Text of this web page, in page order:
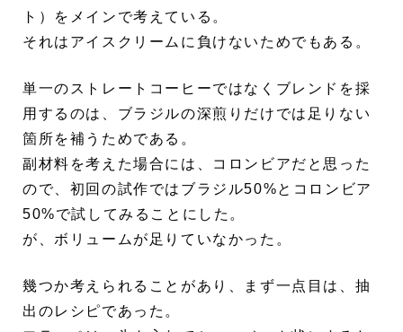
ト）をメインで考えている。
それはアイスクリームに負けないためでもある。
単一のストレートコーヒーではなくブレンドを採
用するのは、ブラジルの深煎りだけでは足りない
箇所を補うためである。
副材料を考えた場合には、コロンビアだと思った
ので、初回の試作ではブラジル50%とコロンビア
50%で試してみることにした。
が、ボリュームが足りていなかった。
幾つか考えられることがあり、まず一点目は、抽
出のレシピであった。